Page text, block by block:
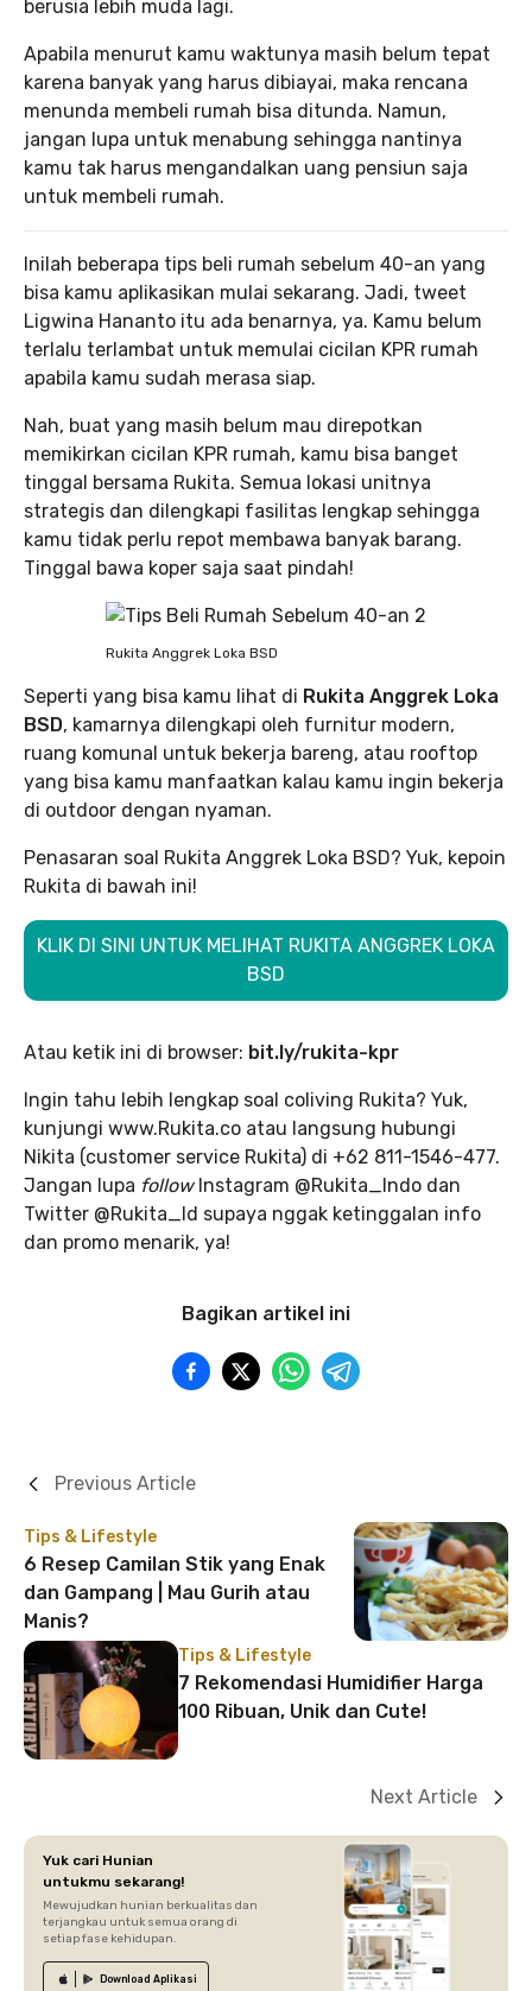
berusia lebih muda lagi.
Apabila menurut kamu waktunya masih belum tepat
karena banyak yang harus dibiayai, maka rencana
menunda membeli rumah bisa ditunda. Namun,
jangan lupa untuk menabung sehingga nantinya
kamu tak harus mengandalkan uang pensiun saja
untuk membeli rumah.
Inilah beberapa tips beli rumah sebelum 40-an yang
bisa kamu aplikasikan mulai sekarang. Jadi, tweet
Ligwina Hananto itu ada benarnya, ya. Kamu belum
terlalu terlambat untuk memulai cicilan KPR rumah
apabila kamu sudah merasa siap.
Nah, buat yang masih belum mau direpotkan
memikirkan cicilan KPR rumah, kamu bisa banget
tinggal bersama Rukita. Semua lokasi unitnya
strategis dan dilengkapi fasilitas lengkap sehingga
kamu tidak perlu repot membawa banyak barang.
Tinggal bawa koper saja saat pindah!
Rukita Anggrek Loka BSD
Seperti yang bisa kamu lihat di Rukita Anggrek Loka
BSD, kamarnya dilengkapi oleh furnitur modern,
ruang komunal untuk bekerja bareng, atau rooftop
yang bisa kamu manfaatkan kalau kamu ingin bekerja
di outdoor dengan nyaman.
Penasaran soal Rukita Anggrek Loka BSD? Yuk, kepoin
Rukita di bawah ini!
KLIK DI SINI UNTUK MELIHAT RUKITA ANGGREK LOKA
BSD
Atau ketik ini di browser: bit.ly/rukita-kpr
Ingin tahu lebih lengkap soal coliving Rukita? Yuk,
kunjungi www.Rukita.co atau langsung hubungi
Nikita (customer service Rukita) di +62 811-1546-477.
Jangan lupa followInstagram @Rukita_Indo dan
Twitter @Rukita_Id supaya nggak ketinggalan info
dan promo menarik, ya!
Bagikan artikel ini
Tips & Lifestyle
6 Resep Camilan Stik yang Enak
dan Gampang | Mau Gurih atau
Manis?
Previous Article
Tips & Lifestyle
7 Rekomendasi Humidifier Harga
100 Ribuan, Unik dan Cute!
Next Article
Yuk cari Hunian
untukmu sekarang!
Mewujudkan hunian berkualitas dan
terjangkau untuk semua orang di
setiap fase kehidupan.
Download Aplikasi